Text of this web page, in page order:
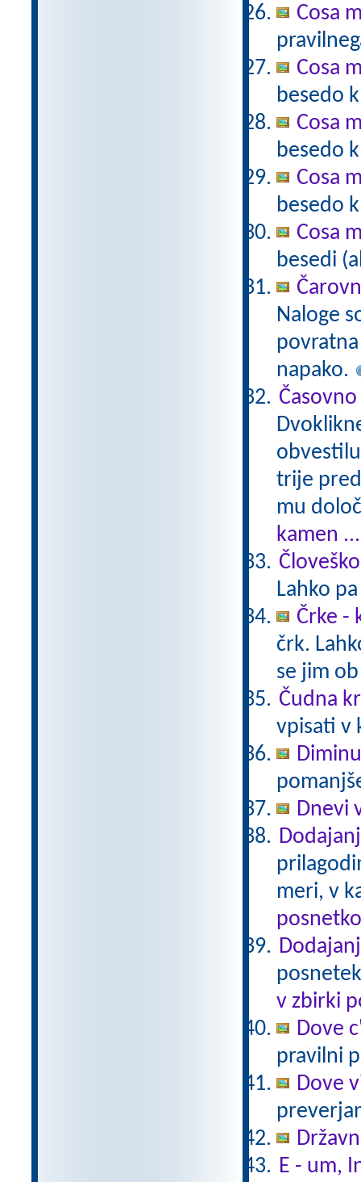
Cosa
Cosa
besedo
Cosa
besedo
Cosa
besedo
Cosa
besedi
Naloge
napako.
trije
mu
kamen ...
Lahko
Črke -
črk.
se jim
Čudna
vpisati v
Dnevi
meri, v
v zbirki
Dove
pravilni
Dove
E - um,